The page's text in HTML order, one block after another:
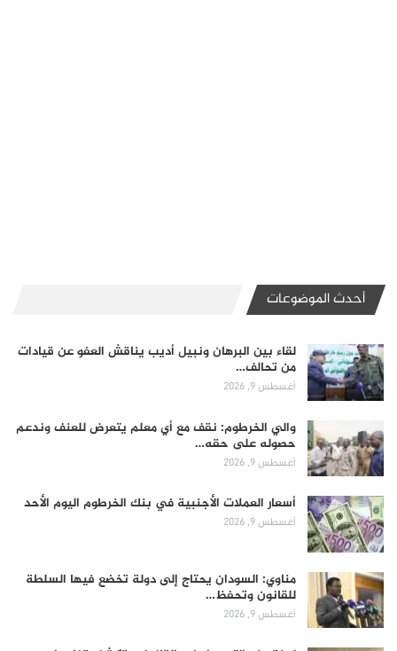
أحدث الموضوعات
لقاء بين البرهان ونبيل أديب يناقش العفو عن قيادات
من تحالف…
أغسطس 9, 2026
والي الخرطوم: نقف مع أي معلم يتعرض للعنف وندعم
حصوله على حقه…
أغسطس 9, 2026
أسعار العملات الأجنبية في بنك الخرطوم اليوم الأحد
أغسطس 9, 2026
مناوي: السودان يحتاج إلى دولة تخضع فيها السلطة
للقانون وتحفظ…
أغسطس 9, 2026